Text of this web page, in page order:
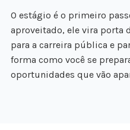
O estágio é o primeiro
aproveitado, ele vira porta
para a carreira pública e
forma como você se
oportunidades que vão